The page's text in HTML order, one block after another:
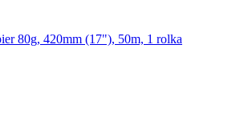
80g, 420mm (17"), 50m, 1 rolka